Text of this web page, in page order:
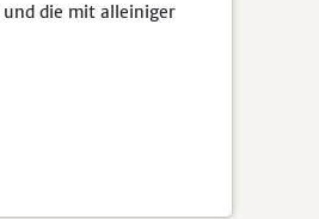
und die mit alleiniger